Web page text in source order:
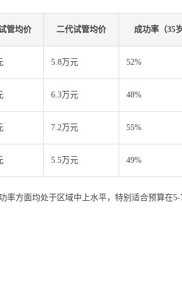
管均价 二代试管均价 成功率（35
5.8万元 52%
6.3万元 48%
7.2万元 55%
5.5万元 49%
率方面均处于区域中上水平，特别适合预算在5-